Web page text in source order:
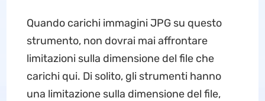
Quando carichi immagini JPG su questo
strumento, non dovrai mai affrontare
limitazioni sulla dimensione del file che
carichi qui. Di solito, gli strumenti hanno
una limitazione sulla dimensione del file,